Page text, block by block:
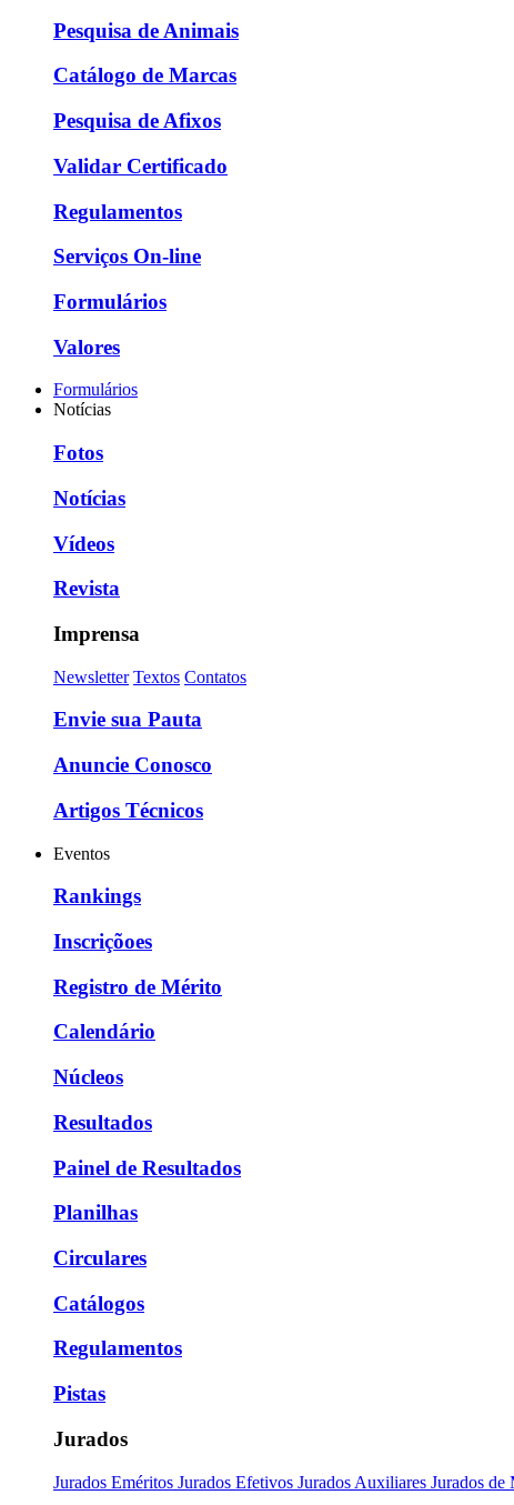
Pesquisa de Animais
Catálogo de Marcas
Pesquisa de Afixos
Validar Certificado
Regulamentos
Serviços On-line
Formulários
Valores
Formulários
Notícias
Fotos
Notícias
Vídeos
Revista
Imprensa
Newsletter Textos Contatos
Envie sua Pauta
Anuncie Conosco
Artigos Técnicos
Eventos
Rankings
Inscriçõoes
Registro de Mérito
Calendário
Núcleos
Resultados
Painel de Resultados
Planilhas
Circulares
Catálogos
Regulamentos
Pistas
Jurados
Jurados Eméritos Jurados Efetivos Jurados Auxiliares Jurados de